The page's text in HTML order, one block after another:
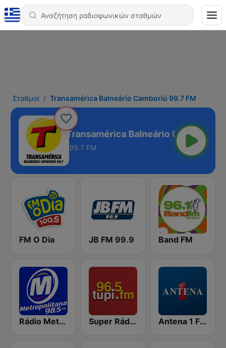
Σταθμοί Transamérica Balneário Camboriú 99.7 FM
Transamérica Balneário Camboriú
99.7 FM
FM O Dia JB FM 99.9 Band FM
Rádio Metropolitana 98.5 FM Super Rádio Tupi Antena 1 FM